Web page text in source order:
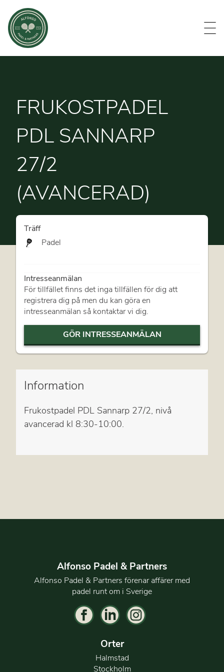
Evenemang
FRUKOSTPADEL
PDL SANNARP
27/2
(AVANCERAD)
Information
Frukostpadel PDL Sannarp 27/2, nivå
avancerad kl 8:30-10:00.
Träff
Padel
Intresseanmälan
För tillfället finns det inga tillfällen för dig att
registrera dig på men du kan göra en
intresseanmälan så kontaktar vi dig.
GÖR INTRESSEANMÄLAN
Alfonso Padel & Partners
Alfonso Padel & Partners förenar affärer med
padel runt om i Sverige
Orter
Halmstad
Stockholm